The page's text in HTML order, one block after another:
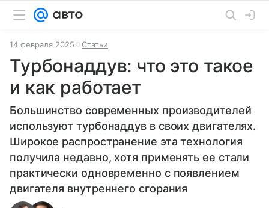
14 февраля 2025 Статьи
Турбонаддув: что это такое
и как работает
Большинство современных производителей
используют турбонаддув в своих двигателях.
Широкое распространение эта технология
получила недавно, хотя применять ее стали
практически одновременно с появлением
двигателя внутреннего сгорания